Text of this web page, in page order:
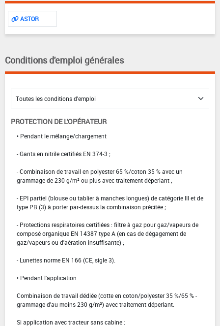
ASTOR
Conditions d'emploi générales
PROTECTION DE L'OPÉRATEUR
• Pendant le mélange/chargement
- Gants en nitrile certifiés EN 374-3 ;
- Combinaison de travail en polyester 65 %/coton 35 % avec un
grammage de 230 g/m² ou plus avec traitement déperlant ;
- EPI partiel (blouse ou tablier à manches longues) de catégorie III et de
type PB (3) à porter par-dessus la combinaison précitée ;
- Protections respiratoires certifiées : filtre à gaz pour gaz/vapeurs de
composé organique EN 14387 type A (en cas de dégagement de
gaz/vapeurs ou d'aération insuffisante) ;
- Lunettes norme EN 166 (CE, sigle 3).
• Pendant l'application
Combinaison de travail dédiée (cotte en coton/polyester 35 %/65 % -
grammage d'au moins 230 g/m²) avec traitement déperlant.
Si application avec tracteur sans cabine :